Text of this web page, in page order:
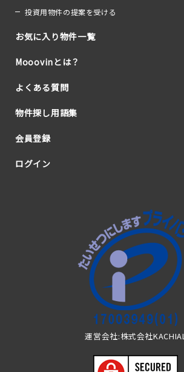
投資用物件の提案を受ける
お気に入り物件一覧
Mooovinとは？
よくある質問
物件探し用語集
会員登録
ログイン
運営会社:株式会社KACHIAL